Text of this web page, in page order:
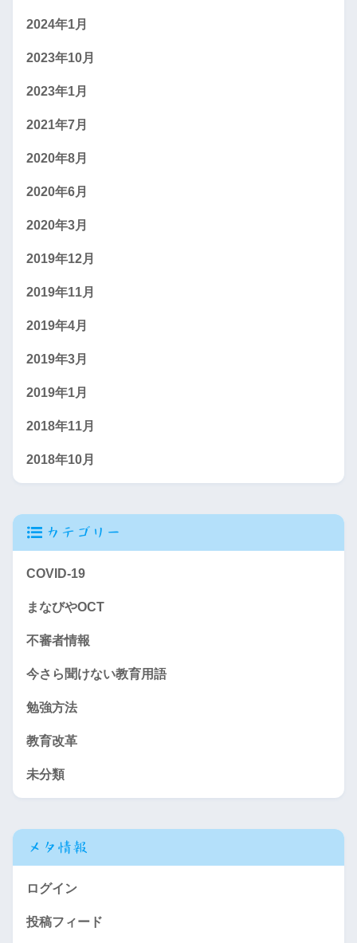
2024年1月
2023年10月
2023年1月
2021年7月
2020年8月
2020年6月
2020年3月
2019年12月
2019年11月
2019年4月
2019年3月
2019年1月
2018年11月
2018年10月
カテゴリー
COVID-19
まなびやOCT
不審者情報
今さら聞けない教育用語
勉強方法
教育改革
未分類
メタ情報
ログイン
投稿フィード